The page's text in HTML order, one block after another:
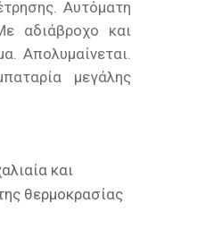
Αυτόματη
αδιάβροχο και
Απολυμαίνεται.
μεγάλης
και
θερμοκρασίας